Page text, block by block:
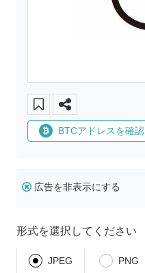
BTCアドレスを確認
広告を非表示にする
形式を選択してください
JPEG PNG